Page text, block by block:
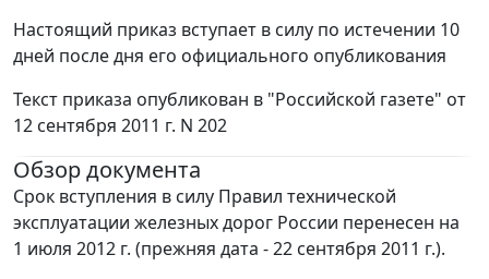
Настоящий приказ вступает в силу по истечении 10
дней после дня его официального опубликования
Текст приказа опубликован в "Российской газете" от
12 сентября 2011 г. N 202
Обзор документа
Срок вступления в силу Правил технической
эксплуатации железных дорог России перенесен на
1 июля 2012 г. (прежняя дата - 22 сентября 2011 г.).